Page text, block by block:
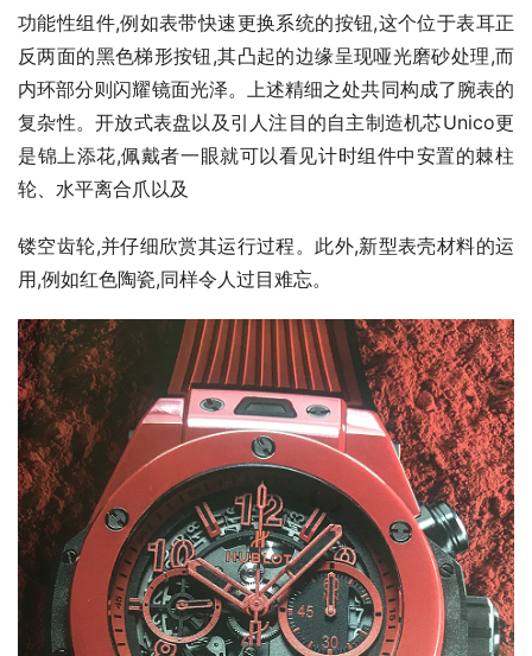
功能性组件,例如表带快速更换系统的按钮,这个位于表耳正
反两面的黑色梯形按钮,其凸起的边缘呈现哑光磨砂处理,而
内环部分则闪耀镜面光泽。上述精细之处共同构成了腕表的
复杂性。开放式表盘以及引人注目的自主制造机芯Unico更
是锦上添花,佩戴者一眼就可以看见计时组件中安置的棘柱
轮、水平离合爪以及
镂空齿轮,并仔细欣赏其运行过程。此外,新型表壳材料的运
用,例如红色陶瓷,同样令人过目难忘。